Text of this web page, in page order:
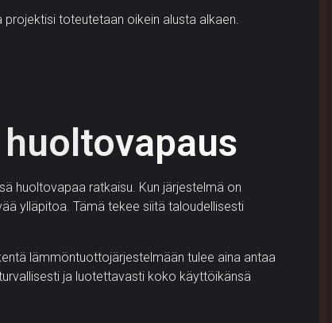
toteutetaan oikein alusta alkaen.
huoltovapaa ratkaisu. Kun järjestelmä on
ylläpitoa. Tämä tekee siitä taloudellisesti
lämmöntuottojärjestelmään tulee aina antaa
ja luotettavasti koko käyttöikänsä